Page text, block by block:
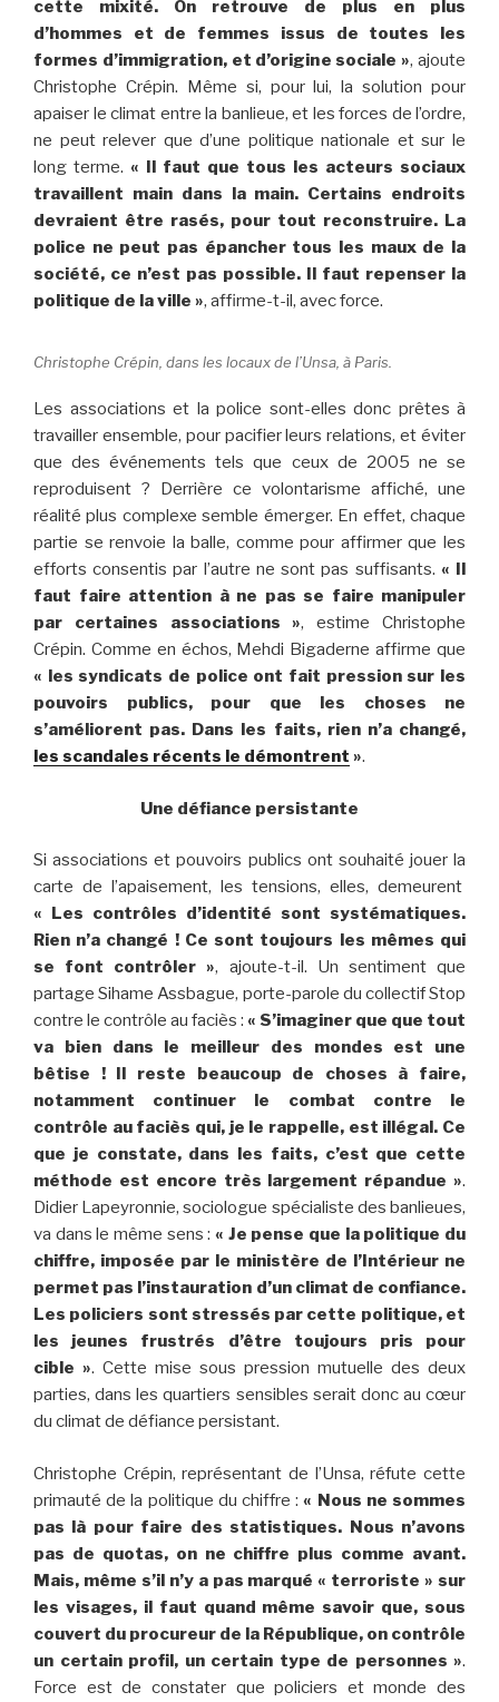
cette mixité. On retrouve de plus en plus
d’hommes et de femmes issus de toutes les
formes d’immigration, et d’origine sociale », ajoute
Christophe Crépin. Même si, pour lui, la solution pour
apaiser le climat entre la banlieue, et les forces de l’ordre,
ne peut relever que d’une politique nationale et sur le
long terme. « Il faut que tous les acteurs sociaux
travaillent main dans la main. Certains endroits
devraient être rasés, pour tout reconstruire. La
police ne peut pas épancher tous les maux de la
société, ce n’est pas possible. Il faut repenser la
politique de la ville », affirme-t-il, avec force.
Christophe Crépin, dans les locaux de l’Unsa, à Paris.
Les associations et la police sont-elles donc prêtes à
travailler ensemble, pour pacifier leurs relations, et éviter
que des événements tels que ceux de 2005 ne se
reproduisent ? Derrière ce volontarisme affiché, une
réalité plus complexe semble émerger. En effet, chaque
partie se renvoie la balle, comme pour affirmer que les
efforts consentis par l’autre ne sont pas suffisants. « Il
faut faire attention à ne pas se faire manipuler
par certaines associations », estime Christophe
Crépin. Comme en échos, Mehdi Bigaderne affirme que
« les syndicats de police ont fait pression sur les
pouvoirs publics, pour que les choses ne
s’améliorent pas. Dans les faits, rien n’a changé,
les scandales récents le démontrent ».
Une défiance persistante
Si associations et pouvoirs publics ont souhaité jouer la
carte de l’apaisement, les tensions, elles, demeurent
« Les contrôles d’identité sont systématiques.
Rien n’a changé ! Ce sont toujours les mêmes qui
se font contrôler », ajoute-t-il. Un sentiment que
partage Sihame Assbague, porte-parole du collectif Stop
contre le contrôle au faciès : « S’imaginer que que tout
va bien dans le meilleur des mondes est une
bêtise ! Il reste beaucoup de choses à faire,
notamment continuer le combat contre le
contrôle au faciès qui, je le rappelle, est illégal. Ce
que je constate, dans les faits, c’est que cette
méthode est encore très largement répandue ».
Didier Lapeyronnie, sociologue spécialiste des banlieues,
va dans le même sens : « Je pense que la politique du
chiffre, imposée par le ministère de l’Intérieur ne
permet pas l’instauration d’un climat de confiance.
Les policiers sont stressés par cette politique, et
les jeunes frustrés d’être toujours pris pour
cible ». Cette mise sous pression mutuelle des deux
parties, dans les quartiers sensibles serait donc au cœur
du climat de défiance persistant.
Christophe Crépin, représentant de l’Unsa, réfute cette
primauté de la politique du chiffre :« Nous ne sommes
pas là pour faire des statistiques. Nous n’avons
pas de quotas, on ne chiffre plus comme avant.
Mais, même s’il n’y a pas marqué « terroriste » sur
les visages, il faut quand même savoir que, sous
couvert du procureur de la République, on contrôle
un certain profil, un certain type de personnes ».
Force est de constater que policiers et monde des